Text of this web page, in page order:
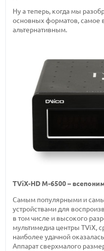
Ну а теперь, когда мы
основных форматов, самое
альтернативным.
TViX-HD M-6500 –
Самым популярными и
устройствами для
в том числе и высокого
мультимедиа центры TViX,
наиболее удачной
Аппарат сверхмалого